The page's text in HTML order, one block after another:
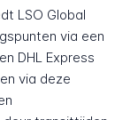
LSO Global
via een
DHL Express
via deze